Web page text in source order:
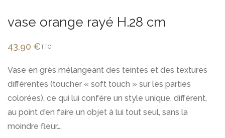
vase orange rayé H.28 cm
43,90 €TTC
Vase en grès mélangeant des teintes et des textures
différentes (toucher « soft touch » sur les parties
colorées), ce qui lui confère un style unique, différent,
au point d’en faire un objet à lui tout seul, sans la
moindre fleur….